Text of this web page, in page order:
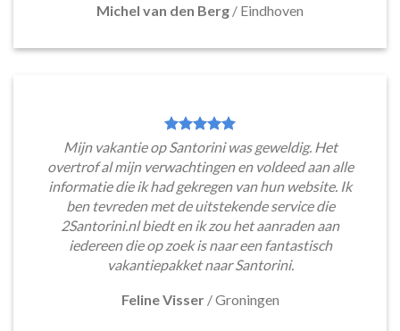
Michel van den Berg / Eindhoven
Mijn vakantie op Santorini was geweldig. Het
overtrof al mijn verwachtingen en voldeed aan alle
informatie die ik had gekregen van hun website. Ik
ben tevreden met de uitstekende service die
2Santorini.nl biedt en ik zou het aanraden aan
iedereen die op zoek is naar een fantastisch
vakantiepakket naar Santorini.
Feline Visser /Groningen